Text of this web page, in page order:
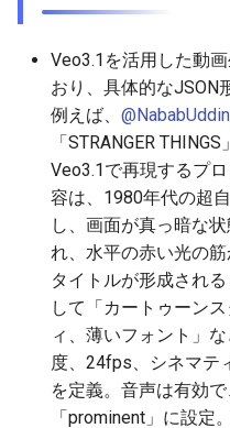
2026-06-30
2026-06-28
2026-06-26
2026-06-25
2026-06-24
2026-06-23
2026-06-22
Veo3.1を活用した動
おり、具体的なJSON
例えば、
「STRANGER
Veo3.1で再現するプ
容は、1980年代の超
し、画面が真っ暗な
れ、水平の赤い光の筋
タイトルが形成され
して「カートゥーン
ィ、薄いフォント」
度、24fps、シネマテ
を定義。音声は有効
「prominent」に設定